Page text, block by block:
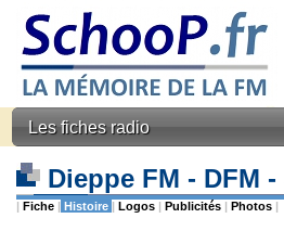
Les fiches radio
Dieppe FM - DFM
| Fiche | Histoire | Logos | Publicités | Photos |